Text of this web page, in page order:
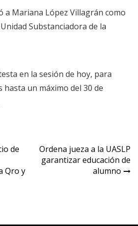
a Mariana López Villagrán como
Substanciadora de la
en la sesión de hoy, para
un máximo del 30 de
de
Qro y
Ordena jueza a la UASLP
garantizar educación de
alumno